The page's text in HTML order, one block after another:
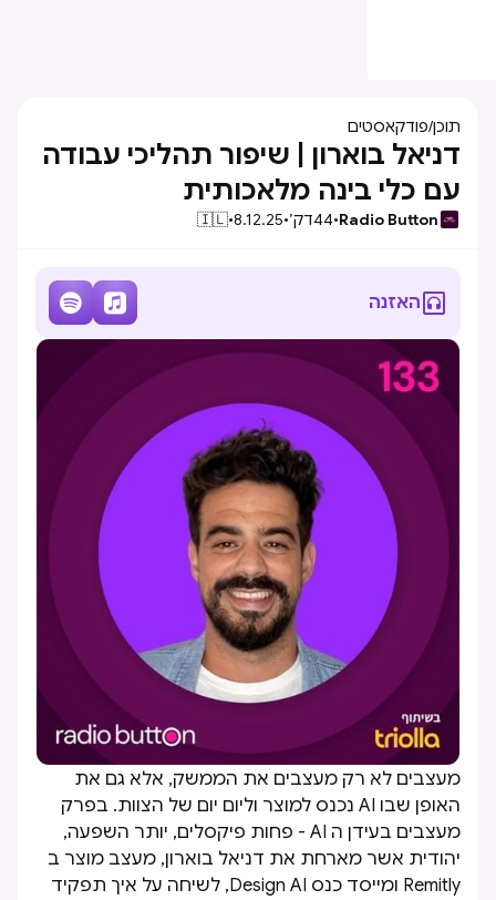
תוכן/פודקאסטים
דניאל בוארון | שיפור תהליכי עבודה
עם כלי בינה מלאכותית
Radio Button
•
44דק׳•
8.12.25
•
🇮🇱
האזנה 

מעצבים לא רק מעצבים את הממשק, אלא גם את
האופן שבו AI נכנס למוצר וליום יום של הצוות. בפרק
מעצבים בעידן ה AI - פחות פיקסלים, יותר השפעה,
יהודית אשר מארחת את דניאל בוארון, מעצב מוצר ב
Remitly ומייסד כנס Design AI, לשיחה על איך תפקיד